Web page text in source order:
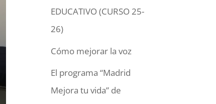
EDUCATIVO (CURSO 25-
26)
Cómo mejorar la voz
El programa “Madrid
Mejora tu vida” de